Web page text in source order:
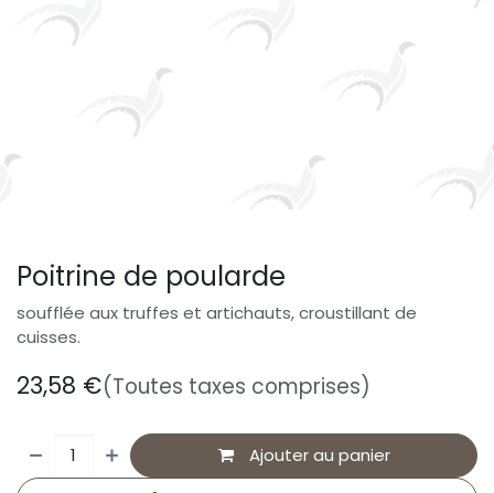
Poitrine de poularde
soufflée aux truffes et artichauts, croustillant de
cuisses.
23,58 €(Toutes taxes comprises)
Ajouter au panier